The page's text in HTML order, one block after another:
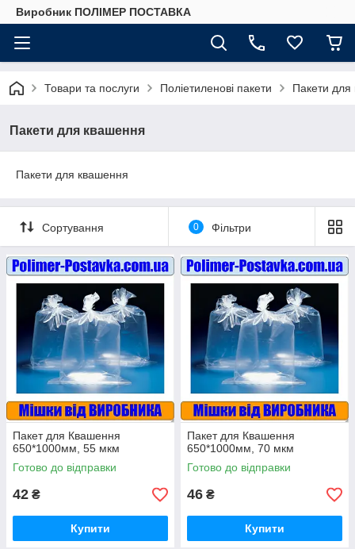
Виробник ПОЛІМЕР ПОСТАВКА
Товари та послуги Поліетиленові пакети Пакети
Пакети для квашення
Пакети для квашення
Сортування 0 Фільтри
Пакет для Квашення
650*1000мм, 55 мкм
Готово до відправки
42 ₴
Купити
Пакет для Квашення
650*1000мм, 70 мкм
Готово до відправки
46 ₴
Купити